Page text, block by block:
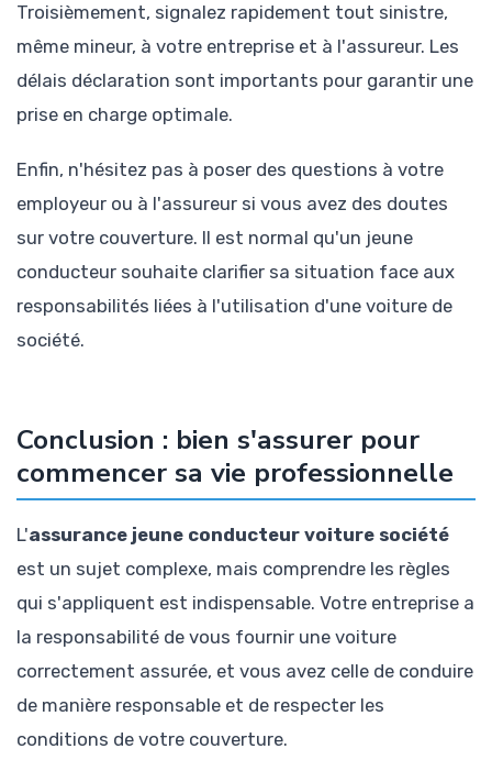
Troisièmement, signalez rapidement tout sinistre,
même mineur, à votre entreprise et à l'assureur. Les
délais déclaration sont importants pour garantir une
prise en charge optimale.
Enfin, n'hésitez pas à poser des questions à votre
employeur ou à l'assureur si vous avez des doutes
sur votre couverture. Il est normal qu'un jeune
conducteur souhaite clarifier sa situation face aux
responsabilités liées à l'utilisation d'une voiture de
société.
Conclusion : bien s'assurer pour
commencer sa vie professionnelle
L'assurance jeune conducteur voiture société
est un sujet complexe, mais comprendre les règles
qui s'appliquent est indispensable. Votre entreprise a
la responsabilité de vous fournir une voiture
correctement assurée, et vous avez celle de conduire
de manière responsable et de respecter les
conditions de votre couverture.